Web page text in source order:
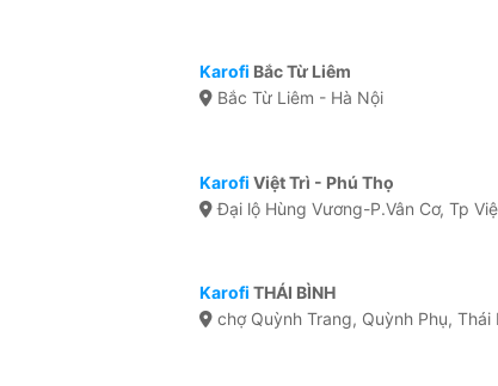
Karofi Bắc Từ Liêm
Bắc Từ Liêm - Hà Nội
Karofi Việt Trì - Phú Thọ
Đại lộ Hùng Vương-P.Vân Cơ, Tp
Karofi THÁI BÌNH
chợ Quỳnh Trang, Quỳnh Phụ, Thái